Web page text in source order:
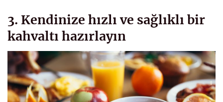
3. Kendinize hızlı ve sağlıklı bir
kahvaltı hazırlayın